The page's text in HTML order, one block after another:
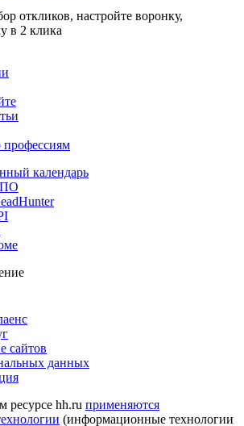
откликов, настройте воронку,
в 2 клика
календарь
ПО
сайтов
данных
hh.ru применяются
(информационные технологии